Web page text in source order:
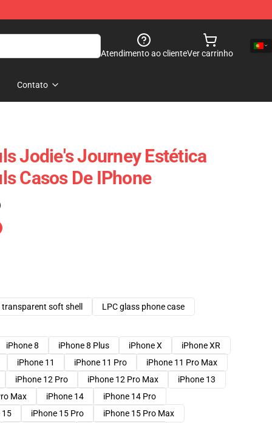
Atendimento ao clienteVer carrinho
Contato
Jodie's Journey Estética
Casos De IPhone
transparent soft shell
LPC glass phone case
iPhone 8 iPhone 8 Plus iPhone X
iPhone XR
iPhone 11 iPhone 11 Pro
iPhone 11 Pro Max
iPhone 12 Pro iPhone 12 Pro Max
iPhone 13
Max iPhone 14
iPhone 14 Pro
15 iPhone 15 Pro
iPhone 15 Pro Max